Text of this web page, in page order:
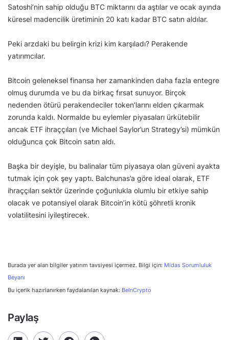
Satoshi’nin sahip olduğu BTC miktarını da aştılar ve ocak ayında
küresel madencilik üretiminin 20 katı kadar BTC satın aldılar.
Peki arzdaki bu belirgin krizi kim karşıladı? Perakende
yatırımcılar.
Bitcoin geleneksel finansa her zamankinden daha fazla entegre
olmuş durumda ve bu da birkaç fırsat sunuyor. Birçok
nedenden ötürü perakendeciler token’larını elden çıkarmak
zorunda kaldı. Normalde bu eylemler piyasaları ürkütebilir
ancak ETF ihraççıları (ve Michael Saylor’un Strategy’si) mümkün
olduğunca çok Bitcoin satın aldı.
Başka bir deyişle, bu balinalar tüm piyasaya olan güveni ayakta
tutmak için çok şey yaptı. Balchunas’a göre ideal olarak, ETF
ihraççıları sektör üzerinde çoğunlukla olumlu bir etkiye sahip
olacak ve potansiyel olarak Bitcoin’in kötü şöhretli kronik
volatilitesini iyileştirecek.
Burada yer alan bilgiler yatırım tavsiyesi içermez. Bilgi için: Midas Sorumluluk
Beyanı
Bu içerik hazırlanırken faydalanılan kaynak: BeInCrypto
Paylaş